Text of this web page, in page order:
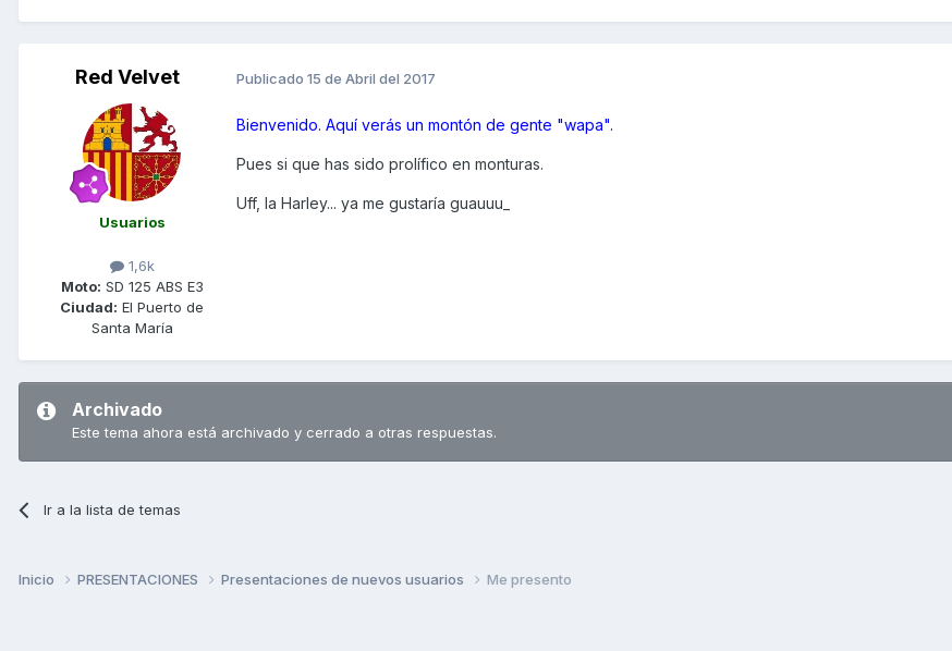
Red Velvet
Usuarios
1,6k
Moto: SD 125 ABS E3
Ciudad: El Puerto de
Santa María
Publicado 15 de Abril del 2017
Bienvenido. Aquí verás un montón de gente "wapa".
Pues si que has sido prolífico en monturas.
Uff, la Harley... ya me gustaría guauuu_
Archivado
Este tema ahora está archivado y cerrado a otras respuestas.
Ir a la lista de temas
Inicio PRESENTACIONES Presentaciones de nuevos usuarios Me presento